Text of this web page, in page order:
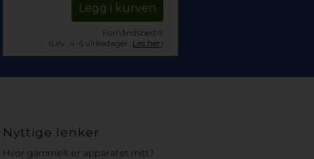
Legg i kurven
Forhåndsbestill
(Lev. 4-6 virkedager. Les her)
Nyttige lenker
Hvor gammelt er apparatet mitt?